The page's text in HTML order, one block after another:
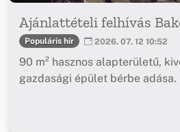
Ajánlattételi felhívás
Populáris hír 2026. 07. 12 10:52
90 m² hasznos alapterületű,
gazdasági épület bérbe adása.